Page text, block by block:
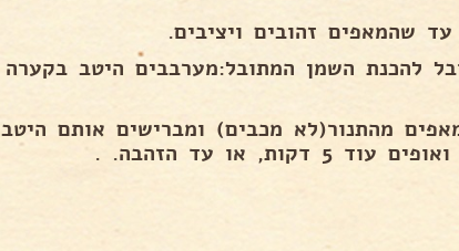
להכנת השמן המתובל:מערבבים היטב בקערה
המאפים מהתנור(לא מכבים) ומברישים אותם היטב
או עד הזהבה. .